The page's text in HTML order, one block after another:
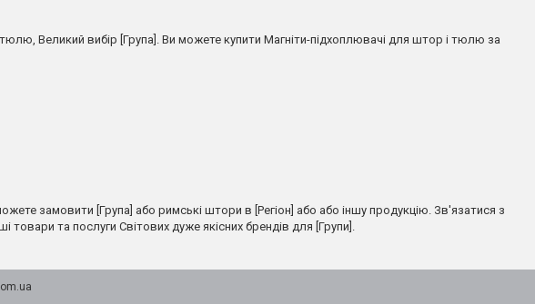
Великий вибір [Група]. Ви можете купити Магніти-підхоплювачі для штор і тюлю за
замовити [Група] або римські штори в [Регіон] або або іншу продукцію. Зв'язатися з
товари та послуги Світових дуже якісних брендів для [Групи].